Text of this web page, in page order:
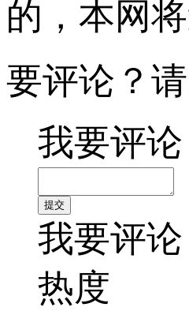
的，本网
要评论？
我要评论
我要评论
热度